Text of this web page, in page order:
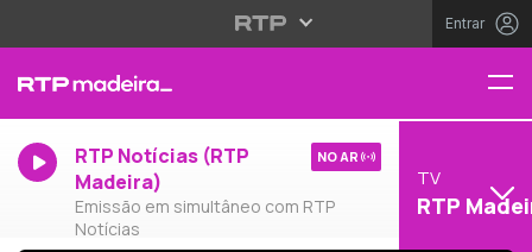
Entrar
RTP Notícias (RTP
Madeira)
Emissão em simultâneo com RTP
Notícias
NO AR
TV
RTP